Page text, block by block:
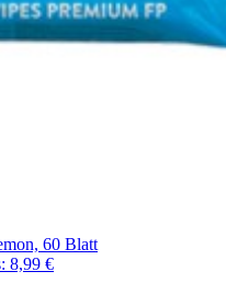
60 Blatt
8,99 €